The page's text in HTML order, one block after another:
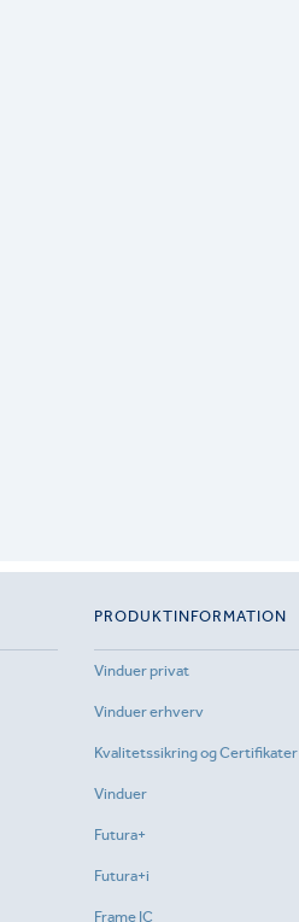
PRODUKTINFORMATION
Vinduer privat
Vinduer erhverv
Kvalitetssikring og Certifikater
Vinduer
Futura+
Futura+i
Frame IC